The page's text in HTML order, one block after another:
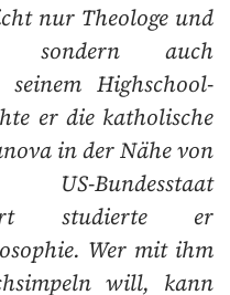
nur Theologe und
sondern auch
Highschool-
er die katholische
in der Nähe von
Bundesstaat
studierte er
Wer mit ihm
will, kann